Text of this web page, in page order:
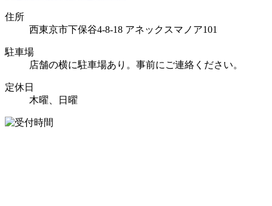
住所
西東京市下保谷4-8-18 アネックスマノア101
駐車場
店舗の横に駐車場あり。事前にご連絡ください。
定休日
木曜、日曜